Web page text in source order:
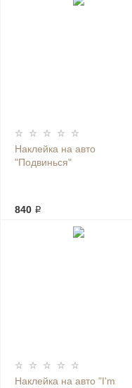
Наклейка на авто
"Подвинься"
840 ₽
Наклейка на авто "I'm